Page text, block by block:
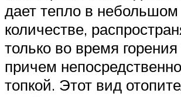
дает тепло в небольшом
количестве,
только во время
причем
топкой. Этот вид